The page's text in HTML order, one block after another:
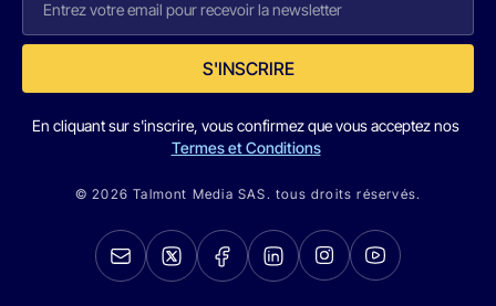
S'INSCRIRE
En cliquant sur s'inscrire, vous confirmez que vous acceptez nos
Termes et Conditions
© 2026 Talmont Media SAS. tous droits réservés.